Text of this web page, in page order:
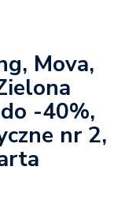
Mova,
-40%,
nr 2,